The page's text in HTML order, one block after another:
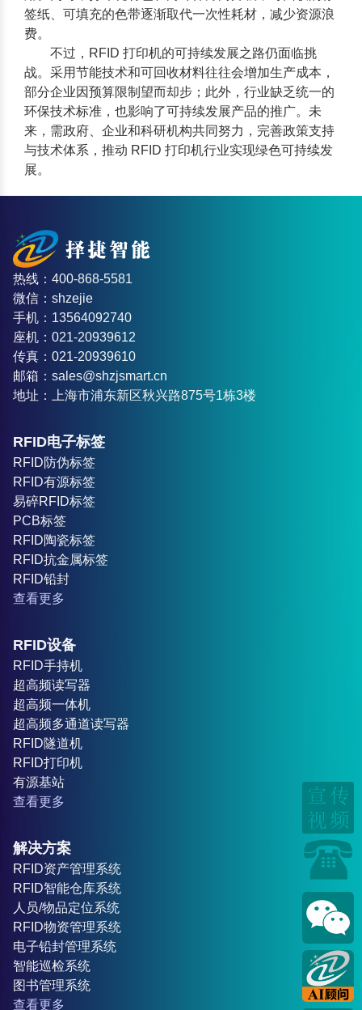
签纸、可填充的色带逐渐取代一次性耗材，减少资源浪
费。
不过， RFID 打印机的可持续发展之路仍面临挑
战。采用节能技术和可回收材料往往会增加生产成本，
部分企业因预算限制望而却步；此外，行业缺乏统一的
环保技术标准，也影响了可持续发展产品的推广。未
来，需政府、企业和科研机构共同努力，完善政策支持
与技术体系，推动 RFID 打印机行业实现绿色可持续发
展。
热线：400-868-5581
微信：shzejie
手机：13564092740
座机：021-20939612
传真：021-20939610
邮箱：sales@shzjsmart.cn
地址：上海市浦东新区秋兴路875号1栋3楼
RFID电子标签
RFID防伪标签
RFID有源标签
易碎RFID标签
PCB标签
RFID陶瓷标签
RFID抗金属标签
RFID铅封
查看更多
RFID设备
RFID手持机
超高频读写器
超高频一体机
超高频多通道读写器
RFID隧道机
RFID打印机
有源基站
查看更多
解决方案
RFID资产管理系统
RFID智能仓库系统
人员/物品定位系统
RFID物资管理系统
电子铅封管理系统
智能巡检系统
图书管理系统
查看更多